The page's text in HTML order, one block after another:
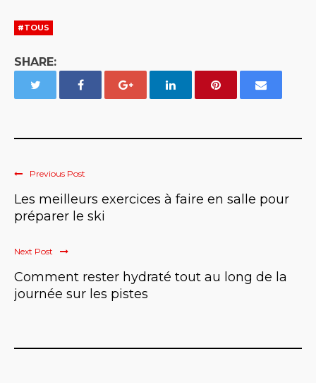
#TOUS
SHARE:
Previous Post
Les meilleurs exercices à faire en salle pour
préparer le ski
Next Post
Comment rester hydraté tout au long de la
journée sur les pistes